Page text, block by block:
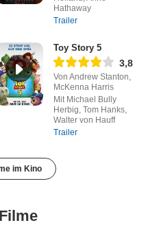
Hathaway
Trailer
Toy Story 5
3,8
Von Andrew Stanton,
McKenna Harris
Mit Michael Bully
Herbig, Tom Hanks,
Walter von Hauff
Trailer
im Kino